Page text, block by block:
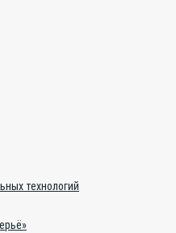
технологий